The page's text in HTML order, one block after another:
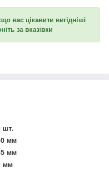
вас цікавити вигідніші
за вказівки
шт.
мм
мм
мм